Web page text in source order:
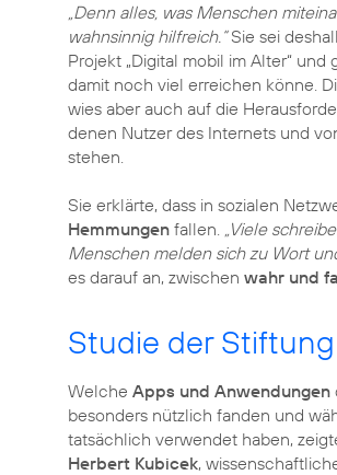
„Denn alles, was Menschen
wahnsinnig hilfreich.“Sie sei
Projekt „Digital mobil im Alter“ und
damit noch viel erreichen könne.
wies aber auch auf die
denen Nutzer des Internets und
stehen.
Sie erklärte, dass in sozialen
Hemmungen fallen. „Viele
Menschen melden sich zu Wort
es darauf an, zwischen wahr und
Studie der
Welche Apps und Anwendungen
besonders nützlich fanden und
tatsächlich verwendet haben,
Herbert Kubicek,